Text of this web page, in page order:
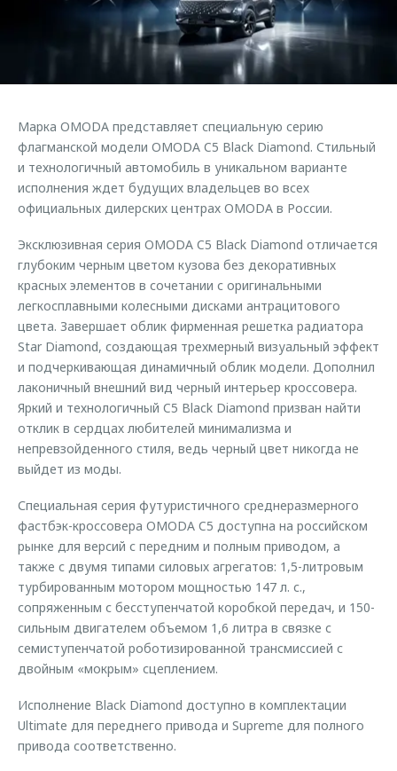
Страхование
Кредитный калькулятор
Оригинальные аксессуары
Запчасти
Трейд-ин
Клиентская поддержка
O&J Автоклуб
Клуб владельцев OMODA
Аксессуары
Одежда и сувениры
Оригинальные аксессуары
Обратная связь
Марка OMODA представляет специальную серию
флагманской модели OMODA C5 Black Diamond. Стильный
и технологичный автомобиль в уникальном варианте
исполнения ждет будущих владельцев во всех
официальных дилерских центрах OMODA в России.
Эксклюзивная серия OMODA C5 Black Diamond отличается
глубоким черным цветом кузова без декоративных
красных элементов в сочетании с оригинальными
легкосплавными колесными дисками антрацитового
цвета. Завершает облик фирменная решетка радиатора
Star Diamond, создающая трехмерный визуальный эффект
и подчеркивающая динамичный облик модели. Дополнил
лаконичный внешний вид черный интерьер кроссовера.
Яркий и технологичный C5 Black Diamond призван найти
отклик в сердцах любителей минимализма и
непревзойденного стиля, ведь черный цвет никогда не
выйдет из моды.
Специальная серия футуристичного среднеразмерного
фастбэк-кроссовера OMODA C5 доступна на российском
рынке для версий с передним и полным приводом, а
также с двумя типами силовых агрегатов: 1,5-литровым
турбированным мотором мощностью 147 л. с.,
сопряженным с бесступенчатой коробкой передач, и 150-
сильным двигателем объемом 1,6 литра в связке с
семиступенчатой роботизированной трансмиссией с
двойным «мокрым» сцеплением.
Исполнение Black Diamond доступно в комплектации
Ultimate для переднего привода и Supreme для полного
привода соответственно.